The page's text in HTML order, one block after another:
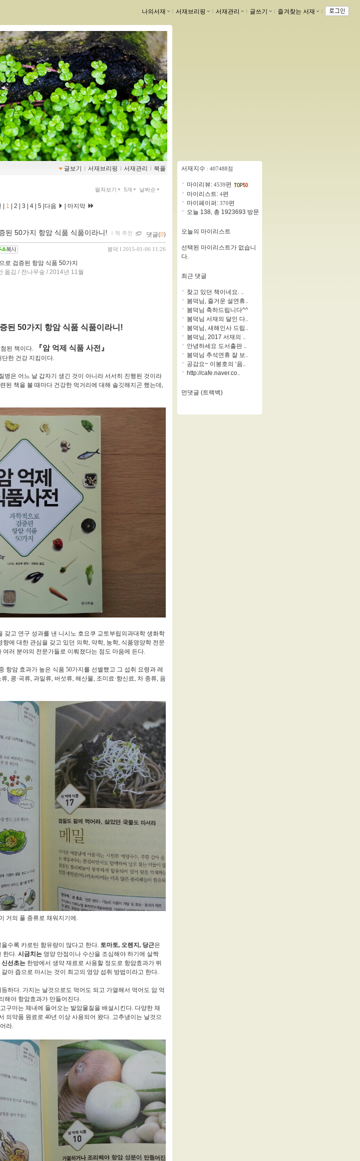
나의서재 서재브리핑 서재관리 글쓰기 즐겨찾는 서재
글보기 ｌ 서재브리핑 ｌ 서재관리 ｌ 북플
펼쳐보기 5개 날짜순
| 1 2 3 4 5 다음 마지막
된 50가지 항암 식품 식품이라니! ｌ 책 추천 댓글(0)
봄덕 l 2015-01-06 11:26
로 검증된 항암 식품 50가지
옮김 / 전나무숲 / 2014년 11월
된 50가지 항암 식품 식품이라니!
된 책이다. 『암 억제 식품 사전』
한 건강 지킴이다.
병은 어느 날 갑자기 생긴 것이 아니라 서서히 진행된 것이라
된 책을 볼 때마다 건강한 먹거리에 대해 솔깃해지곤 했는데,
갖고 연구 성과를 낸 니시노 호요쿠 교토부립의과대학 생화학
에 대한 관심을 갖고 있던 의학, 약학, 농학, 식품영양학 전문
러 분야의 전문가들로 이뤄졌다는 점도 마음에 든다.
항암 효과가 높은 식품 50가지를 선별했고 그 섭취 요령과 레
, 콩·곡류, 과일류, 버섯류, 해산물, 조미료·향신료, 차 종류, 음
거의 풀 종류로 채워지기에.
을수록 카로틴 함유량이 많다고 한다. 토마토, 오렌지, 당근은
한다. 시금치는 영양 만점이나 수산을 조심해야 하기에 살짝
신선초는 한방에서 생약 재료로 사용할 정도로 항암효과가 뛰
갈아 즙으로 마시는 것이 최고의 영양 섭취 방법이라고 한다.
하다. 가지는 날것으로도 먹어도 되고 가열해서 먹어도 암 억
해야 항암효과가 만들어진다.
구마는 체내에 들어오는 발암물질을 배설시킨다. 다양한 채
의약품 원료로 40년 이상 사용되어 왔다. 고추냉이는 날것으
라.
서재지수 : 407488점
마이리뷰: 4539편
마이리스트: 4편
마이페이퍼: 370편
오늘 138, 총 1923693 방문
오늘의 마이리스트
선택된 마이리스트가 없습니
다.
최근 댓글
찾고 있던 책이네요. ..
봄덕님, 즐거운 설연휴..
봄덕님 축하드립니다^^
봄덕님 서재의 달인 다..
봄덕님, 새해인사 드립..
봄덕님, 2017 서재의 ..
안녕하세요 도서출판 ..
봄덕님 추석연휴 잘 보..
공감요~ 이봉호의 ‘음..
http://cafe.naver.co..
먼댓글 (트랙백)